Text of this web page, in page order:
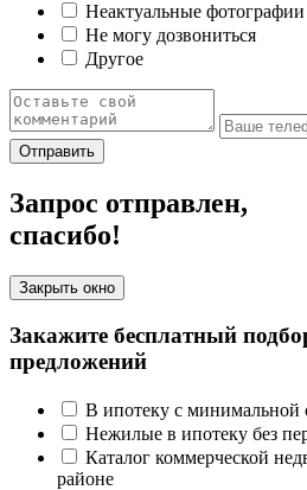
Неактуальные фотографии
Не могу дозвониться
Другое
Отправить
Запрос отправлен,
спасибо!
Закрыть окно
Закажите бесплатный
предложений
В ипотеку с минимальной
Нежилые в ипотеку без
Каталог коммерческой
районе